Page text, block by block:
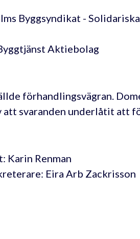
Byggsyndikat -
Aktiebolag
förhandlingsvägran.
att svaranden underlåtit att
Karin Renman
Eira Arb Zackrisson